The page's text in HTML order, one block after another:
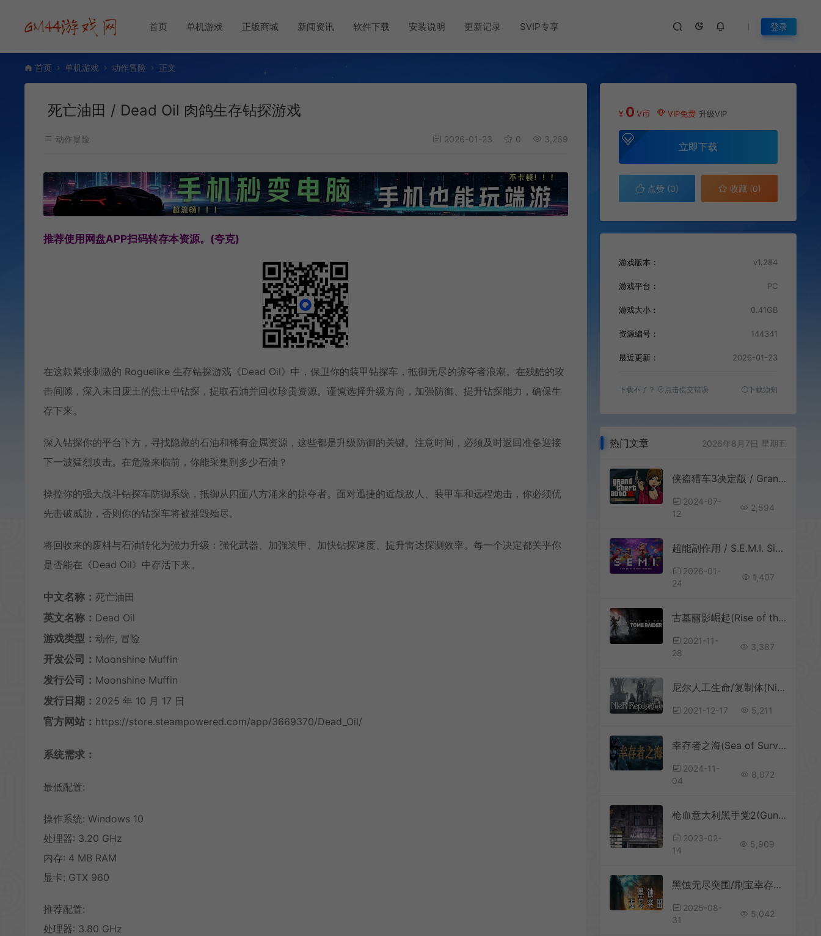
首页 单机游戏 正版商城 新闻资讯 软件下载 安装说明 更新记录 SVIP专享 登录
首页 单机游戏 动作冒险 正文
死亡油田 / Dead Oil 肉鸽生存钻探游戏
动作冒险 2026-01-23 0 3,269
推荐使用网盘APP扫码转存本资源。(夸克)
在这款紧张刺激的 Roguelike 生存钻探游戏《Dead Oil》中，保卫你的装甲钻探车，抵御无尽的掠夺者浪潮。在残酷的攻
击间隙，深入末日废土的焦土中钻探，提取石油并回收珍贵资源。谨慎选择升级方向，加强防御、提升钻探能力，确保生
存下来。
深入钻探你的平台下方，寻找隐藏的石油和稀有金属资源，这些都是升级防御的关键。注意时间，必须及时返回准备迎接
下一波猛烈攻击。在危险来临前，你能采集到多少石油？
操控你的强大战斗钻探车防御系统，抵御从四面八方涌来的掠夺者。面对迅捷的近战敌人、装甲车和远程炮击，你必须优
先击破威胁，否则你的钻探车将被摧毁殆尽。
将回收来的废料与石油转化为强力升级：强化武器、加强装甲、加快钻探速度、提升雷达探测效率。每一个决定都关乎你
是否能在《Dead Oil》中存活下来。
中文名称： 死亡油田
英文名称： Dead Oil
游戏类型： 动作, 冒险
开发公司： Moonshine Muffin
发行公司： Moonshine Muffin
发行日期： 2025 年 10 月 17 日
官方网站： https://store.steampowered.com/app/3669370/Dead_Oil/
系统需求：
最低配置:
操作系统: Windows 10
处理器: 3.20 GHz
内存: 4 MB RAM
显卡: GTX 960
推荐配置:
处理器: 3.80 GHz
¥ 0 V币 VIP免费 升级VIP
立即下载
点赞 (0) 收藏 (0)
游戏版本： v1.284
游戏平台： PC
游戏大小： 0.41GB
资源编号： 144341
最近更新： 2026-01-23
下载不了？ 点击提交错误 下载须知
热门文章 2026年8月7日 星期五
侠盗猎车3决定版 / Grand Theft Auto III The Definitive Edition 开放世界动作游戏
2024-07-
12
2,594
超能副作用 / S.E.M.I. Side Effects May Include 恶搞动作逃脱游戏
2026-01-
24
1,407
古墓丽影崛起(Rise of the Tomb Raider)第三人称动作RPG游戏|下载
2021-11-
28
3,387
尼尔人工生命/复制体(NieR Replicant)简中|PC|ACT|动作冒险游戏
2021-12-17 5,211
幸存者之海(Sea of Survivors)航海幸存者游戏|下载
2024-11-
04
8,072
枪血意大利黑手党2(Guns Gore and Cannoli 2)超爽横版动作游戏|下载
2023-02-
14
5,909
黑蚀无尽突围/刷宝幸存者游戏 Dark Erosion Endless Siege 下载
2025-08-
31
5,042